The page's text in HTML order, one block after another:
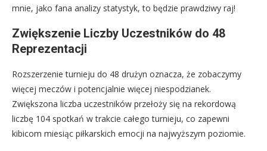
mnie, jako fana analizy statystyk, to będzie prawdziwy raj!
Zwiększenie Liczby Uczestników do 48
Reprezentacji
Rozszerzenie turnieju do 48 drużyn oznacza, że zobaczymy
więcej meczów i potencjalnie więcej niespodzianek.
Zwiększona liczba uczestników przełoży się na rekordową
liczbę 104 spotkań w trakcie całego turnieju, co zapewni
kibicom miesiąc piłkarskich emocji na najwyższym poziomie.